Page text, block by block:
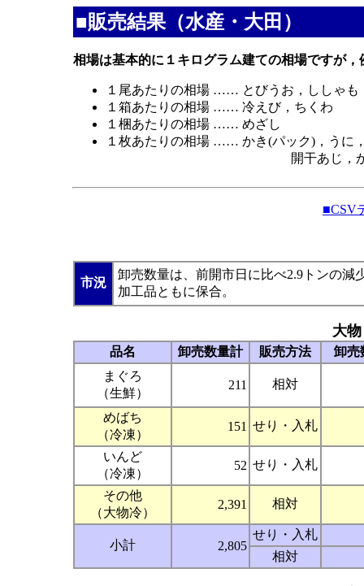
■販売結果（水産・大田）
相場は基本的に１キログラム建ての相場ですが，
１尾あたりの相場 …… とびうお，ししゃも
１箱あたりの相場 …… 冷えび，ちくわ
１梱あたりの相場 …… めざし
１枚あたりの相場 …… かき(パック)，うに
開干あじ，かまぼこ，
■CSV
市況
卸売数量は、前開市日に比べ2.9トンの
加工品ともに保合。
大
品名 卸売数量計 販売方法
卸売
まぐろ
（生鮮）
211 相対
めばち
（冷凍）
151 せり・入札
いんど
（冷凍）
52 せり・入札
その他
（大物冷）
2,391 相対
小計 2,805
せり・入札
相対